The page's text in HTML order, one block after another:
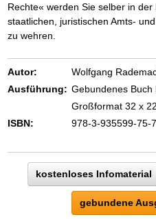
Rechte« werden Sie selber in
staatlichen, juristischen Amts-
zu wehren.
Autor:
Wolfgang
Ausführung: Gebundenes Buch
Großformat 32 x
ISBN:
978-3-935599-75-7
kostenloses Infomaterial
gebundene